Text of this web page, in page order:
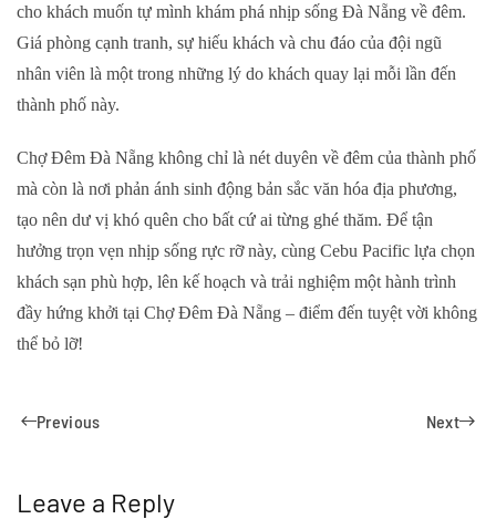
cho khách muốn tự mình khám phá nhịp sống Đà Nẵng về đêm.
Giá phòng cạnh tranh, sự hiếu khách và chu đáo của đội ngũ
nhân viên là một trong những lý do khách quay lại mỗi lần đến
thành phố này.
Chợ Đêm Đà Nẵng không chỉ là nét duyên về đêm của thành phố
mà còn là nơi phản ánh sinh động bản sắc văn hóa địa phương,
tạo nên dư vị khó quên cho bất cứ ai từng ghé thăm. Để tận
hưởng trọn vẹn nhịp sống rực rỡ này, cùng Cebu Pacific lựa chọn
khách sạn phù hợp, lên kế hoạch và trải nghiệm một hành trình
đầy hứng khởi tại Chợ Đêm Đà Nẵng – điểm đến tuyệt vời không
thể bỏ lỡ!
Previous Next
Leave a Reply